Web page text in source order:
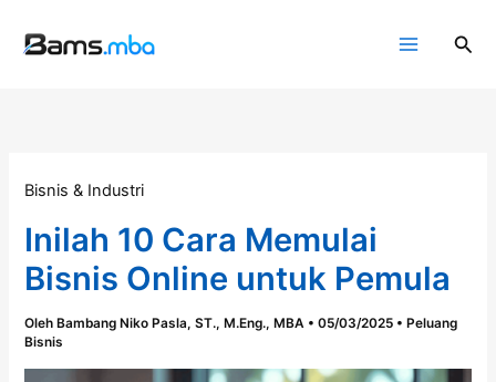
Cari
Bisnis & Industri
Inilah 10 Cara Memulai
Bisnis Online untuk Pemula
Oleh Bambang Niko Pasla, ST., M.Eng., MBA •05/03/2025 • Peluang
Bisnis